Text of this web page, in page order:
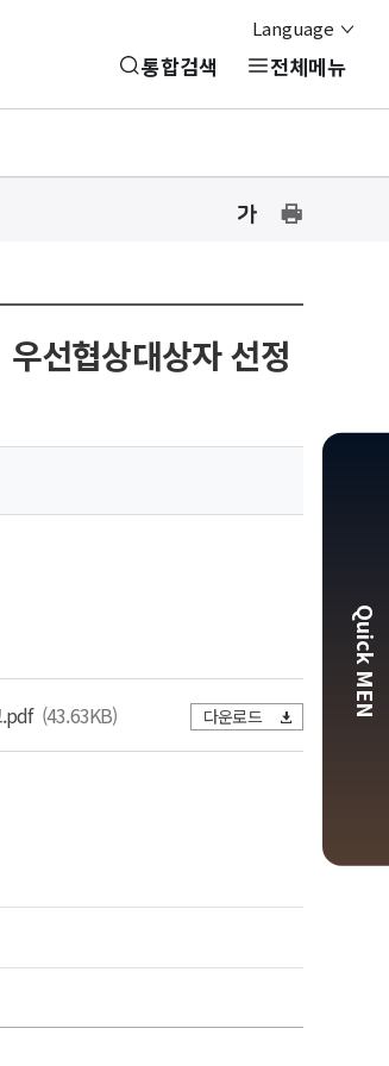
Language
통합검색 전체메뉴
글
설
글
설
닫
기
프
하
기
선협상대상자 선정
.pdf (43.63KB) 다운로드 Quick MEN